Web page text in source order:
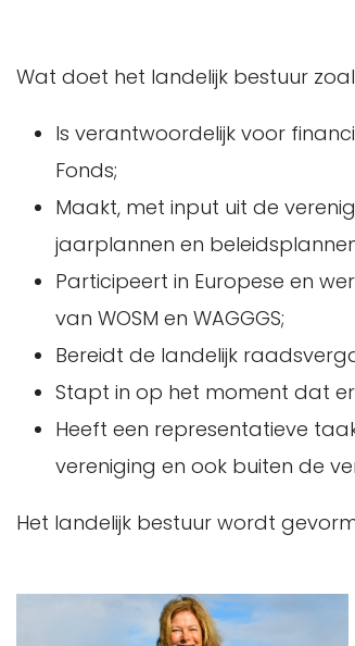
Wat doet het landelijk bestuur
Is verantwoordelijk voor
Fonds;
Maakt, met input uit de
jaarplannen en
Participeert in Europese en
van WOSM en WAGGGS;
Bereidt de landelijk
Stapt in op het moment dat
Heeft een representatieve
vereniging en ook buiten de
Het landelijk bestuur wordt